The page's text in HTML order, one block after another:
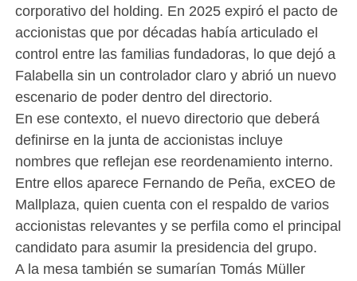
corporativo del holding. En 2025 expiró el pacto de
accionistas que por décadas había articulado el
control entre las familias fundadoras, lo que dejó a
Falabella sin un controlador claro y abrió un nuevo
escenario de poder dentro del directorio.
En ese contexto, el nuevo directorio que deberá
definirse en la junta de accionistas incluye
nombres que reflejan ese reordenamiento interno.
Entre ellos aparece Fernando de Peña, exCEO de
Mallplaza, quien cuenta con el respaldo de varios
accionistas relevantes y se perfila como el principal
candidato para asumir la presidencia del grupo.
A la mesa también se sumarían Tomás Müller